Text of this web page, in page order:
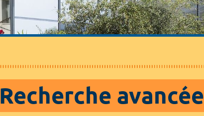
Recherche avancée